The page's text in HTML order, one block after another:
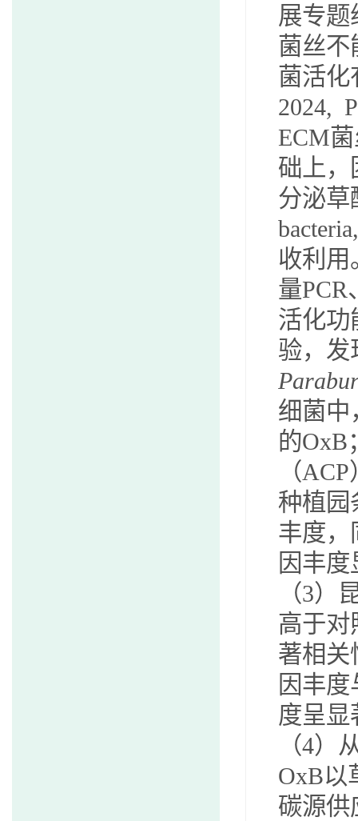
展专题
菌丝
菌活
2024,
ECM
础上，
分泌草
收利用
量PCR
活化功
验，发
细菌中
的OxB
（ACP
种植园
丰度，
因丰
（3）
高于对
著相关
因丰
度呈显
（4）
OxB以
碳源供